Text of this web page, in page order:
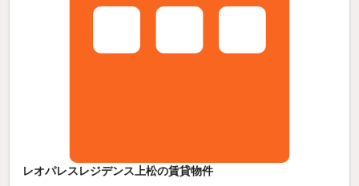
レオパレスレジデンス上松の賃貸物件